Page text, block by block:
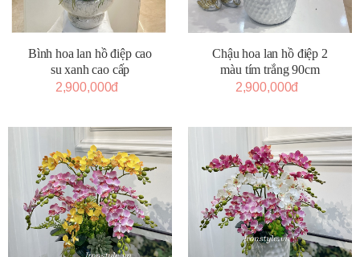
Bình hoa lan hồ điệp cao
su xanh cao cấp
2,900,000đ
Chậu hoa lan hồ điệp 2
màu tím trắng 90cm
2,900,000đ